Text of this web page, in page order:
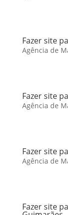
Fazer site
Agência de
Fazer site
Agência de
Fazer site
Agência de
Fazer site